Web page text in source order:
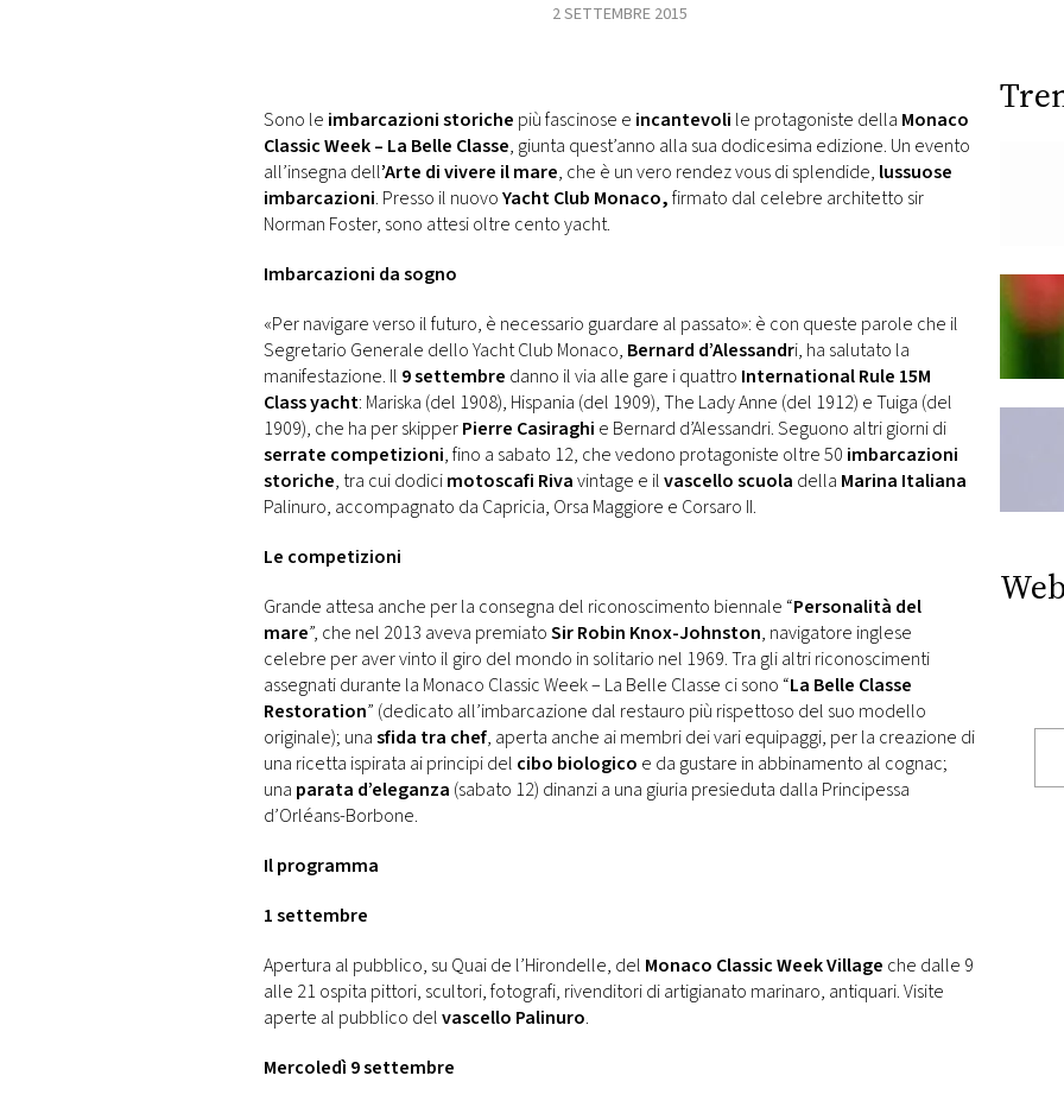
2 SETTEMBRE 2015
Sono le imbarcazioni storiche più fascinose e incantevoli le protagoniste della Monaco
Classic Week – La Belle Classe, giunta quest’anno alla sua dodicesima edizione. Un evento
all’insegna dell’Arte di vivere il mare, che è un vero rendez vous di splendide, lussuose
imbarcazioni. Presso il nuovoYacht Club Monaco,firmato dal celebre architetto sir
Norman Foster, sono attesi oltre cento yacht.
Imbarcazioni da sogno
«Per navigare verso il futuro, è necessario guardare al passato»: è con queste parole che il
Segretario Generale dello Yacht Club Monaco, Bernard d’Alessandri, ha salutato la
manifestazione. Il 9 settembre danno il via alle gare i quattro International Rule 15M
Class yacht: Mariska (del 1908), Hispania (del 1909), The Lady Anne (del 1912) e Tuiga (del
1909), che ha per skipperPierre Casiraghi e Bernard d’Alessandri. Seguono altri giorni di
serrate competizioni, fino a sabato 12, che vedono protagoniste oltre 50 imbarcazioni
storiche, tra cui dodicimotoscafi Rivavintage e ilvascello scuola della Marina Italiana
Palinuro, accompagnato da Capricia, Orsa Maggiore e Corsaro II.
Le competizioni
Grande attesa anche per la consegna del riconoscimento biennale “Personalità del
mare”, che nel 2013 aveva premiatoSir Robin Knox-Johnston, navigatore inglese
celebre per aver vinto il giro del mondo in solitario nel 1969. Tra gli altri riconoscimenti
assegnati durante la Monaco Classic Week – La Belle Classe ci sono “La Belle Classe
Restoration” (dedicato all’imbarcazione dal restauro più rispettoso del suo modello
originale); unasfida tra chef, aperta anche ai membri dei vari equipaggi, per la creazione di
una ricetta ispirata ai principi del cibo biologico e da gustare in abbinamento al cognac;
una parata d’eleganza (sabato 12) dinanzi a una giuria presieduta dalla Principessa
d’Orléans-Borbone.
Il programma
1 settembre
Apertura al pubblico, su Quai de l’Hirondelle, del Monaco Classic Week Village che dalle 9
alle 21 ospita pittori, scultori, fotografi, rivenditori di artigianato marinaro, antiquari. Visite
aperte al pubblico delvascello Palinuro.
Mercoledì 9 settembre